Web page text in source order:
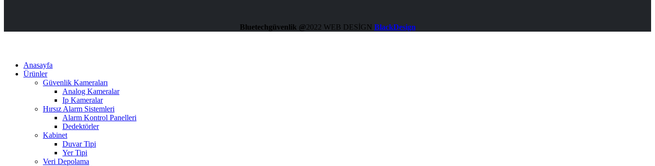
Bluetechgüvenlik @2022 WEB DESİGN BlackDesign
Anasayfa
Ürünler
Güvenlik Kameraları
Analog Kameralar
Ip Kameralar
Hırsız Alarm Sistemleri
Alarm Kontrol Panelleri
Dedektörler
Kabinet
Duvar Tipi
Yer Tipi
Veri Depolama